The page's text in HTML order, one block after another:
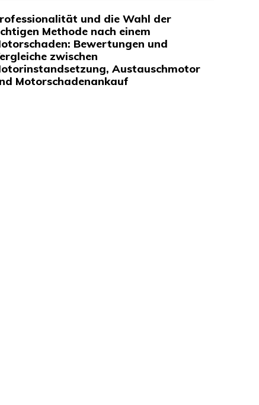
und die Wahl der
Methode nach einem
Bewertungen und
zwischen
Austauschmotor
Motorschadenankauf